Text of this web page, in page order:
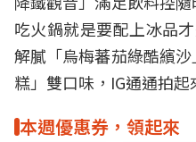
吃火鍋就是要配上冰品
解膩「烏梅蕃茄綠酷繽
糕」雙口味，IG通通拍起
本週優惠券，領起來